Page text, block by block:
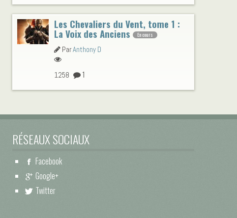
Les Chevaliers du Vent, tome 1 :
La Voix des Anciens En cours
ParAnthony D
1258 1
RÉSEAUX SOCIAUX
Facebook
Google+
Twitter